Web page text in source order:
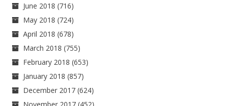
June 2018 (716)
May 2018 (724)
April 2018 (678)
March 2018 (755)
February 2018 (653)
January 2018 (857)
December 2017 (624)
November 2017 (452)